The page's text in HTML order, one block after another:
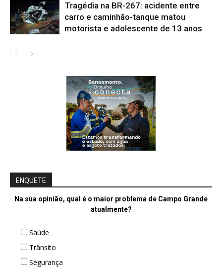
Tragédia na BR-267: acidente entre
carro e caminhão-tanque matou
motorista e adolescente de 13 anos
ENQUETE
Na sua opinião, qual é o maior problema de Campo Grande
atualmente?
Saúde
Trânsito
Segurança